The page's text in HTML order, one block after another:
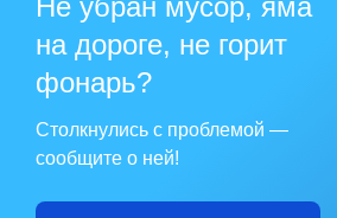
Не убран мусор, яма
на дороге, не горит
фонарь?
Столкнулись с проблемой —
сообщите о ней!